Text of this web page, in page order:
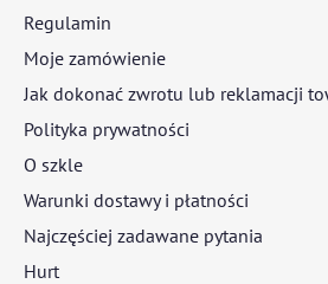
Regulamin
Moje zamówienie
Jak dokonać zwrotu lub reklamacji
Polityka prywatności
O szkle
Warunki dostawy i płatności
Najczęściej zadawane pytania
Hurt